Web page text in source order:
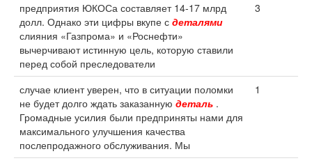
предприятия ЮКОСа составляет 14-17 млрд
долл. Однако эти цифры вкупе с деталями
слияния «Газпрома» и «Роснефти»
вычерчивают истинную цель, которую ставили
перед собой преследователи
3
случае клиент уверен, что в ситуации поломки
не будет долго ждать заказанную деталь .
Громадные усилия были предприняты нами для
максимального улучшения качества
послепродажного обслуживания. Мы
1